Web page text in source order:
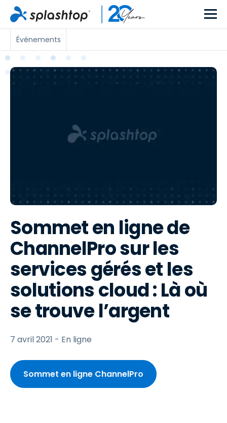
Événements
Sommet en ligne de
ChannelPro sur les
services gérés et les
solutions cloud : Là où
se trouve l’argent
7 avril 2021 - En ligne
Sommet en ligne ChannelPro